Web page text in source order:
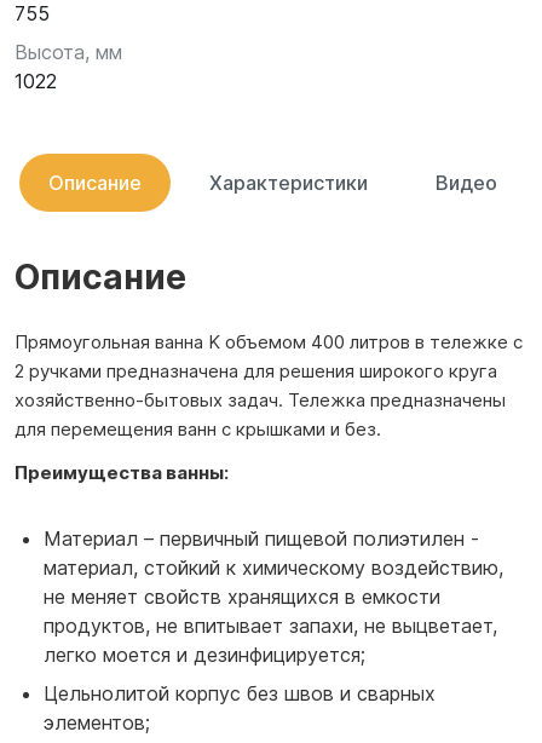
755
Высота, мм
1022
Описание Характеристики Видео
Описание
Прямоугольная ванна K объемом 400 литров в тележке с
2 ручками предназначена для решения широкого круга
хозяйственно-бытовых задач. Тележка предназначены
для перемещения ванн с крышками и без.
Преимущества ванны:
Материал – первичный пищевой полиэтилен -
материал, стойкий к химическому воздействию,
не меняет свойств хранящихся в емкости
продуктов, не впитывает запахи, не выцветает,
легко моется и дезинфицируется;
Цельнолитой корпус без швов и сварных
элементов;